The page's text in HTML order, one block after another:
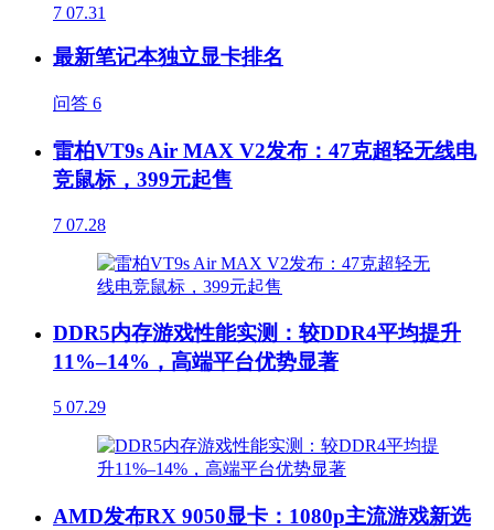
7 07.31
最新笔记本独立显卡排名
问答 6
雷柏VT9s Air MAX V2发布：47克超轻无线电
竞鼠标，399元起售
7 07.28
DDR5内存游戏性能实测：较DDR4平均提升
11%–14%，高端平台优势显著
5 07.29
AMD发布RX 9050显卡：1080p主流游戏新选